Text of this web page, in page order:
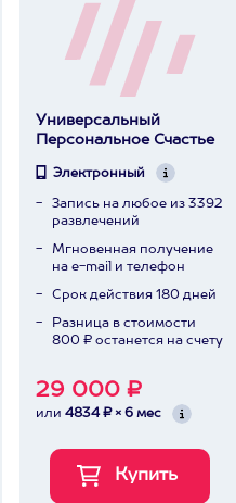
Универсальный
Персональное Счастье
Электронный
Запись на любое из 3392
развлечений
Мгновенная получение
на e-mail и телефон
Срок действия 180 дней
Разница в стоимости
800 ₽ останется на счету
29 000 ₽
или 4834 ₽ × 6 мес